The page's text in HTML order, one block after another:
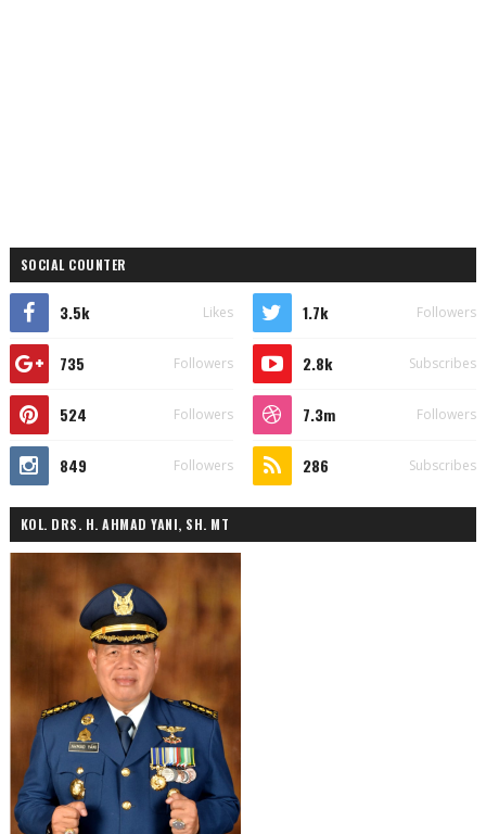
SOCIAL COUNTER
3.5k Likes 1.7k Followers
735 Followers 2.8k Subscribes
524 Followers 7.3m Followers
849 Followers 286 Subscribes
KOL. DRS. H. AHMAD YANI, SH. MT